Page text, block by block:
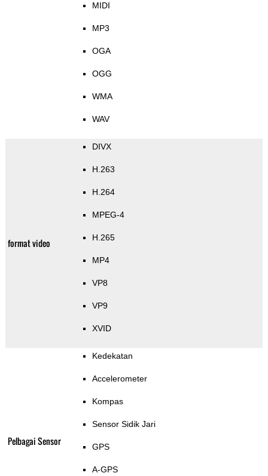
MIDI
MP3
OGA
OGG
WMA
WAV
format video
DIVX
H.263
H.264
MPEG-4
H.265
MP4
VP8
VP9
XVID
Pelbagai Sensor
Kedekatan
Accelerometer
Kompas
Sensor Sidik Jari
GPS
A-GPS